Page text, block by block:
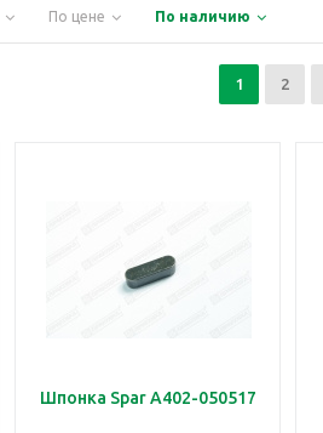
По цене По наличию
1 2
Шпонка Spar A402-050517